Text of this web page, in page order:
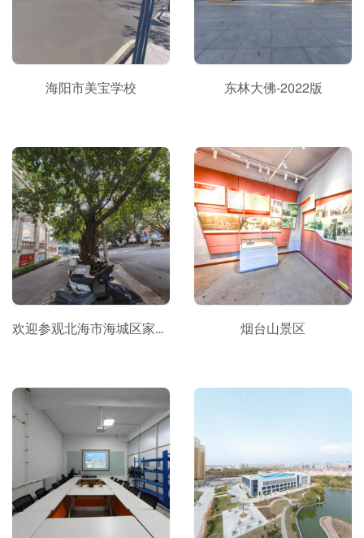
海阳市美宝学校 东林大佛-2022版
欢迎参观北海市海城区家风家训廉政教育基地“VR全景”展厅 烟台山景区